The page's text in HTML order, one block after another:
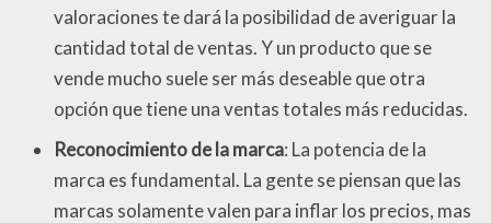
valoraciones te dará la posibilidad de averiguar la
cantidad total de ventas. Y un producto que se
vende mucho suele ser más deseable que otra
opción que tiene una ventas totales más reducidas.
Reconocimiento de la marca: La potencia de la
marca es fundamental. La gente se piensan que las
marcas solamente valen para inflar los precios, mas